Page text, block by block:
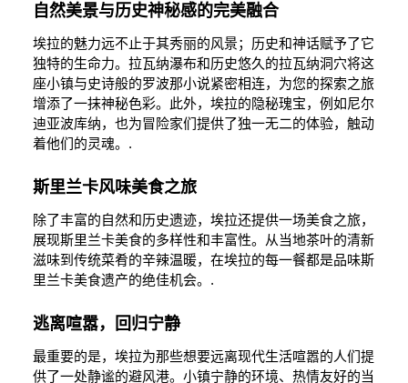
自然美景与历史神秘感的完美融合
埃拉的魅力远不止于其秀丽的风景；历史和神话赋予了它
独特的生命力。拉瓦纳瀑布和历史悠久的拉瓦纳洞穴将这
座小镇与史诗般的罗波那小说紧密相连，为您的探索之旅
增添了一抹神秘色彩。此外，埃拉的隐秘瑰宝，例如尼尔
迪亚波库纳，也为冒险家们提供了独一无二的体验，触动
着他们的灵魂。.
斯里兰卡风味美食之旅
除了丰富的自然和历史遗迹，埃拉还提供一场美食之旅，
展现斯里兰卡美食的多样性和丰富性。从当地茶叶的清新
滋味到传统菜肴的辛辣温暖，在埃拉的每一餐都是品味斯
里兰卡美食遗产的绝佳机会。.
逃离喧嚣，回归宁静
最重要的是，埃拉为那些想要远离现代生活喧嚣的人们提
供了一处静谧的避风港。小镇宁静的环境、热情友好的当